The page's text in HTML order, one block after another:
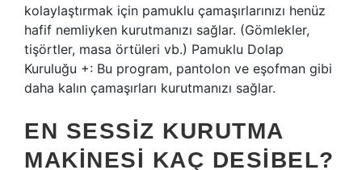
kolaylaştırmak için pamuklu çamaşırlarınızı henüz
hafif nemliyken kurutmanızı sağlar. (Gömlekler,
tişörtler, masa örtüleri vb.) Pamuklu Dolap
Kuruluğu +: Bu program, pantolon ve eşofman gibi
daha kalın çamaşırları kurutmanızı sağlar.
EN SESSIZ KURUTMA
MAKINESI KAÇ DESIBEL?